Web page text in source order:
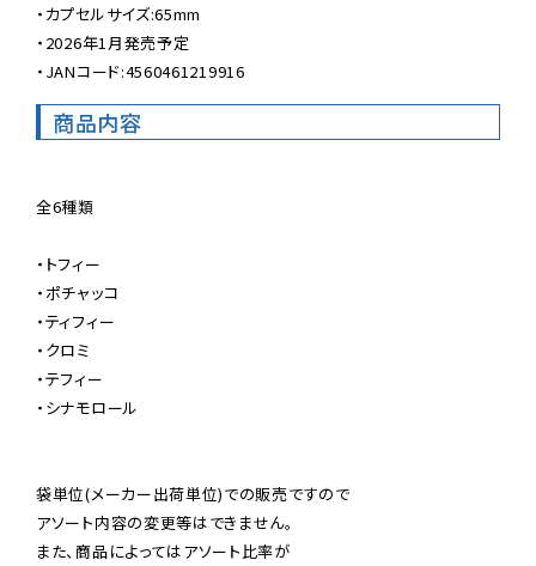
・カプセルサイズ:65mm
・2026年1月発売予定
・JANコード:4560461219916
商品内容
全6種類
・トフィー
・ポチャッコ
・ティフィー
・クロミ
・テフィー
・シナモロール
袋単位(メーカー出荷単位)での販売ですので
アソート内容の変更等はできません。
また、商品によってはアソート比率が